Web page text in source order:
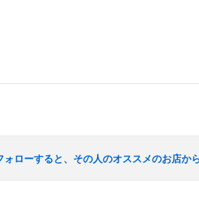
ローすると、その人のオススメのお店か